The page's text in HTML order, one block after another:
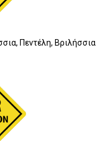
Πεντέλη, Βριλήσσια